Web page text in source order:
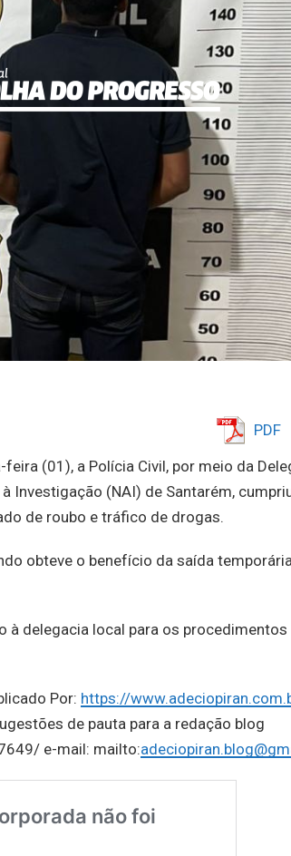
PDF
(01), a Polícia Civil, por meio da
Investigação (NAI) de Santarém,
de roubo e tráfico de drogas.
obteve o benefício da saída
delegacia local para os procedimentos
Por: https://
de pauta para a redação blog
e-mail: mailto: